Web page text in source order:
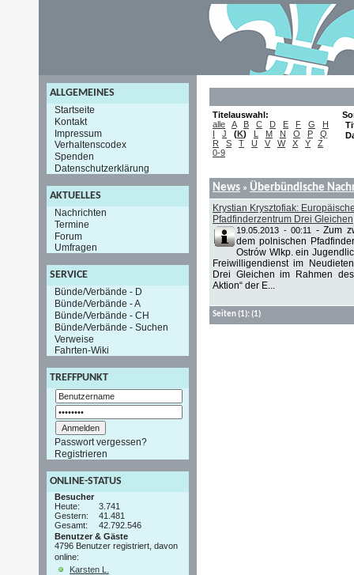
ALLGEMEINES
Startseite
Kontakt
Impressum
Verhaltenscodex
Spenden
Datenschutzerklärung
AKTUELLES
Nachrichten
Termine
Forum
Umfragen
SERVICE
Bünde/Verbände - D
Bünde/Verbände - A
Bünde/Verbände - CH
Bünde/Verbände - Suchen
Verweise
Fahrten-Wiki
TREFFPUNKT
Passwort vergessen?
Registrieren
ONLINE-STATUS
Besucher
Heute:
3.741
Gestern:
41.481
Gesamt:
42.792.546
Benutzer & Gäste
4796 Benutzer registriert, davon
online:
Karsten L.
Titelauswahl:
alle
A B C D E F G
H
I
J (K) L M N O P
Q
R
S T U V W X Y
Z
0-9
News » Überbündische
Krystian Krysztofiak:
Pfadfinderzentrum Drei Gleichen
19.05.2013 - 00:11 - Zum
dem polnischen
Ostrów Wlkp. ein
Freiwilligendienst im
Drei Gleichen im Rahmen
Aktion“ der E...
Seiten(1): (1)